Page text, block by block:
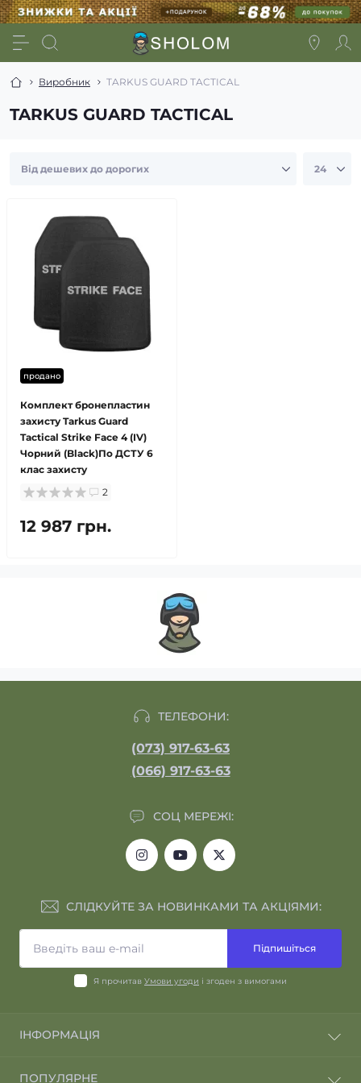
Виробник TARKUS GUARD TACTICAL
TARKUS GUARD TACTICAL
продано
Комплект бронепластин
захисту Tarkus Guard
Tactical Strike Face 4 (IV)
Чорний (Black)По ДСТУ 6
клас захисту
2
12 987 грн.
ТЕЛЕФОНИ:
(073) 917-63-63
(066) 917-63-63
СОЦ МЕРЕЖІ:
СЛІДКУЙТЕ ЗА НОВИНКАМИ ТА АКЦІЯМИ:
Підпишіться
Я прочитав Умови угоди і згоден з вимогами
ІНФОРМАЦІЯ
ПОПУЛЯРНЕ